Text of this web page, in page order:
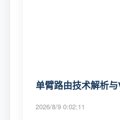
单臂路由技术解析
2026/8/9 0:02:11